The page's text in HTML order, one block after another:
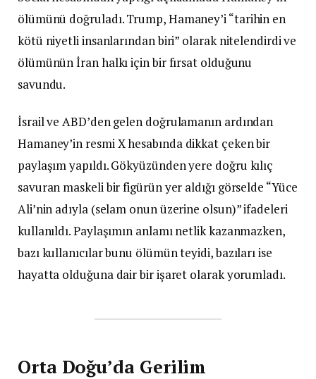
ölümünü doğruladı. Trump, Hamaney’i “tarihin en
kötü niyetli insanlarından biri” olarak nitelendirdi ve
ölümünün İran halkı için bir fırsat olduğunu
savundu.
İsrail ve ABD’den gelen doğrulamanın ardından
Hamaney’in resmi X hesabında dikkat çeken bir
paylaşım yapıldı. Gökyüzünden yere doğru kılıç
savuran maskeli bir figürün yer aldığı görselde “Yüce
Ali’nin adıyla (selam onun üzerine olsun)” ifadeleri
kullanıldı. Paylaşımın anlamı netlik kazanmazken,
bazı kullanıcılar bunu ölümün teyidi, bazıları ise
hayatta olduğuna dair bir işaret olarak yorumladı.
Orta Doğu’da Gerilim